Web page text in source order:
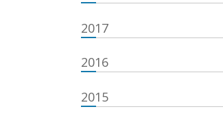
2017
2016
2015